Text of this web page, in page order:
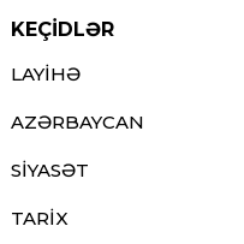
KEÇİDLƏR
LAYİHƏ
AZƏRBAYCAN
SİYASƏT
TARİX